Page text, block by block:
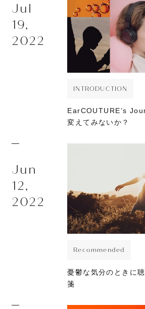
Jul
19,
2022
INTRODUCTION
EarCOUTURE’s
変えてみないか？
Jun
12,
2022
Recommended
憂鬱な気分のときに
箋